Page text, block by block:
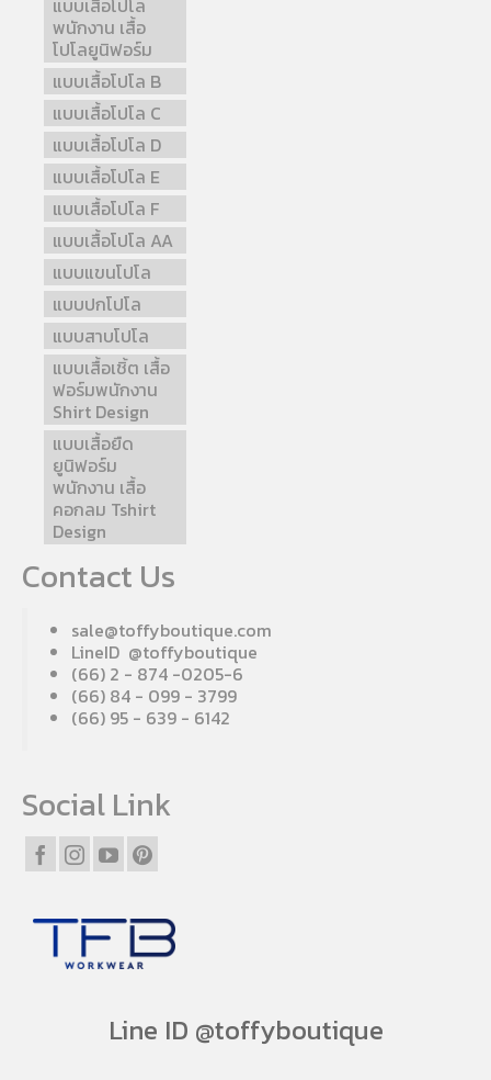
แบบเสื้อโปโล
พนักงาน เสื้อ
โปโลยูนิฟอร์ม
แบบเสื้อโปโล B
แบบเสื้อโปโล C
แบบเสื้อโปโล D
แบบเสื้อโปโล E
แบบเสื้อโปโล F
แบบเสื้อโปโล AA
แบบแขนโปโล
แบบปกโปโล
แบบสาบโปโล
แบบเสื้อเชิ้ต เสื้อ
ฟอร์มพนักงาน
Shirt Design
แบบเสื้อยืด
ยูนิฟอร์ม
พนักงาน เสื้อ
คอกลม Tshirt
Design
Contact Us
sale@toffyboutique.com
LineID @toffyboutique
(66) 2 - 874 -0205-6
(66) 84 - 099 - 3799
(66) 95 - 639 - 6142
Social Link
Line ID @toffyboutique